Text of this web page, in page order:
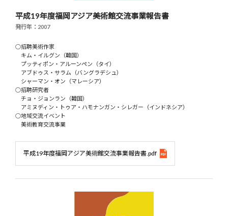
平成19年度福岡アジア美術館交流事業報告書
発行年：2007
○招聘美術作家
キム・イルグン（韓国）
プッティポン・アルーンペン（タイ）
アブドゥス・サラム（バングラデシュ）
シャーマン・オン（マレーシア）
○招聘研究者
チョ・ジョンラン（韓国）
アミヌディン・トゥア・ハモナンガン・シレガー（インドネシア）
○地域交流イベント
美術教育交流事業
平成19年度福岡アジア美術館交流事業報告書.pdf